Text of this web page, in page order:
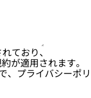
ており、
が適用されます。
、プライバシーポリ